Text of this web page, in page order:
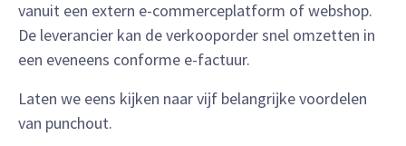
vanuit een extern e-commerceplatform of webshop.
De leverancier kan de verkooporder snel omzetten in
een eveneens conforme e-factuur.
Laten we eens kijken naar vijf belangrijke voordelen
van punchout.